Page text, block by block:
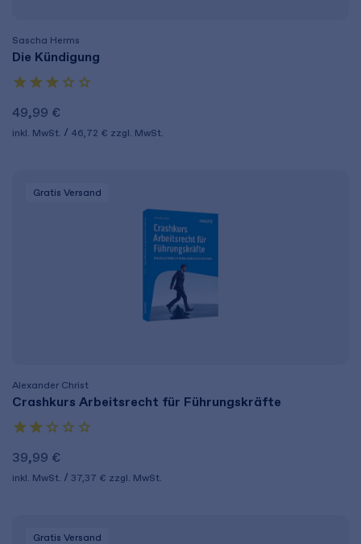
Sascha Herms
Die Kündigung
49,99 €
inkl. MwSt. 46,72 € zzgl. MwSt.
Gratis Versand
Alexander Christ
Crashkurs Arbeitsrecht für Führungskräfte
39,99 €
inkl. MwSt. 37,37 € zzgl. MwSt.
Gratis Versand